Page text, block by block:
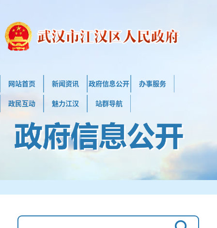
网站首页 新闻资讯 政府信息公开 办事服务
政民互动 魅力江汉 站群导航